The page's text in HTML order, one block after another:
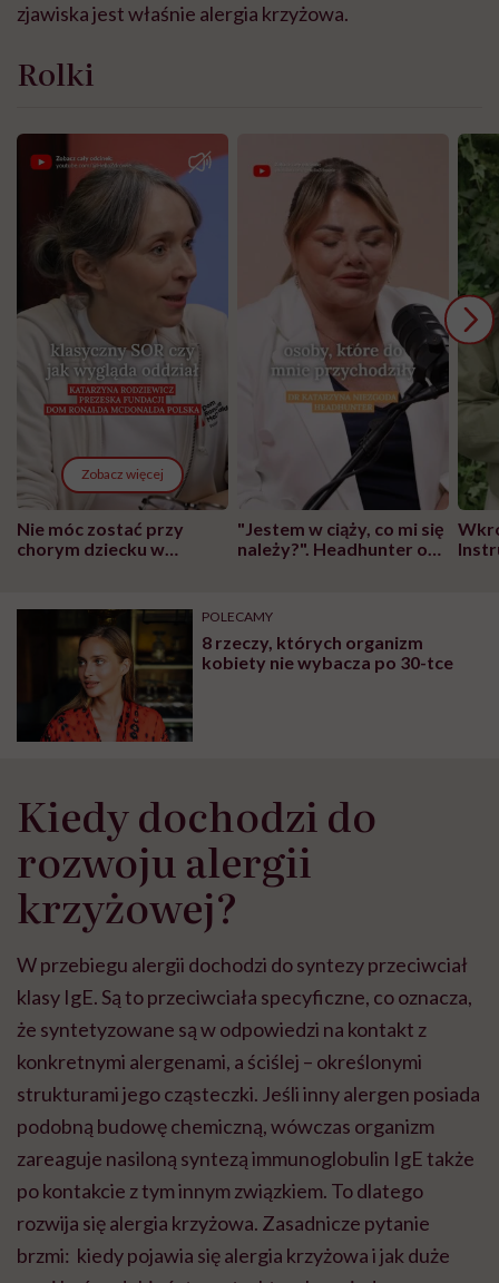
zjawiska jest właśnie alergia krzyżowa.
Rolki
Zobacz więcej
Nie móc zostać przy
chorym dziecku w
może chyba tylko
głupota i brak
wyobraźni"
"Jestem w ciąży, co mi się
należy?". Headhunter o
pracy
POLECAMY
8 rzeczy, których organizm
kobiety nie wybacza po 30-tce
Kiedy dochodzi do
rozwoju alergii
krzyżowej?
W przebiegu alergii dochodzi do syntezy przeciwciał
klasy IgE. Są to przeciwciała specyficzne, co oznacza,
że syntetyzowane są w odpowiedzi na kontakt z
konkretnymi alergenami, a ściślej – określonymi
strukturami jego cząsteczki. Jeśli inny alergen posiada
podobną budowę chemiczną, wówczas organizm
zareaguje nasiloną syntezą immunoglobulin IgE także
po kontakcie z tym innym związkiem. To dlatego
rozwija się alergia krzyżowa. Zasadnicze pytanie
brzmi: kiedy pojawia się alergia krzyżowa i jak duże